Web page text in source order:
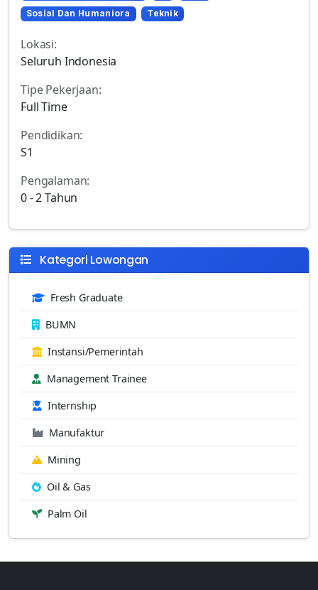
Sosial Dan Humaniora
Teknik
Lokasi:
Seluruh Indonesia
Tipe Pekerjaan:
Full Time
Pendidikan:
S1
Pengalaman:
0 - 2 Tahun
Kategori Lowongan
Fresh Graduate
BUMN
Instansi/Pemerintah
Management Trainee
Internship
Manufaktur
Mining
Oil & Gas
Palm Oil